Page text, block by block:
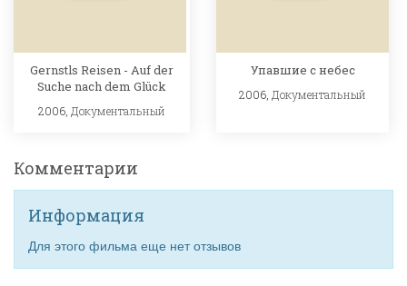
Gernstls Reisen - Auf der
Suche nach dem Glück
2006, Документальный
Упавшие с небес
2006, Документальный
Комментарии
Информация
Для этого фильма еще нет отзывов